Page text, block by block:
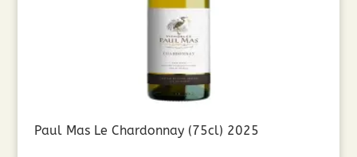
Paul Mas Le Chardonnay (75cl) 2025